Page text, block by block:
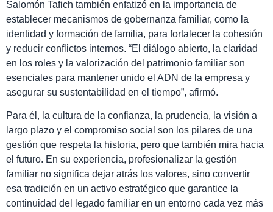
Salomón Tafich también enfatizó en la importancia de
establecer mecanismos de gobernanza familiar, como la
identidad y formación de familia, para fortalecer la cohesión
y reducir conflictos internos. “El diálogo abierto, la claridad
en los roles y la valorización del patrimonio familiar son
esenciales para mantener unido el ADN de la empresa y
asegurar su sustentabilidad en el tiempo”, afirmó.
Para él, la cultura de la confianza, la prudencia, la visión a
largo plazo y el compromiso social son los pilares de una
gestión que respeta la historia, pero que también mira hacia
el futuro. En su experiencia, profesionalizar la gestión
familiar no significa dejar atrás los valores, sino convertir
esa tradición en un activo estratégico que garantice la
continuidad del legado familiar en un entorno cada vez más